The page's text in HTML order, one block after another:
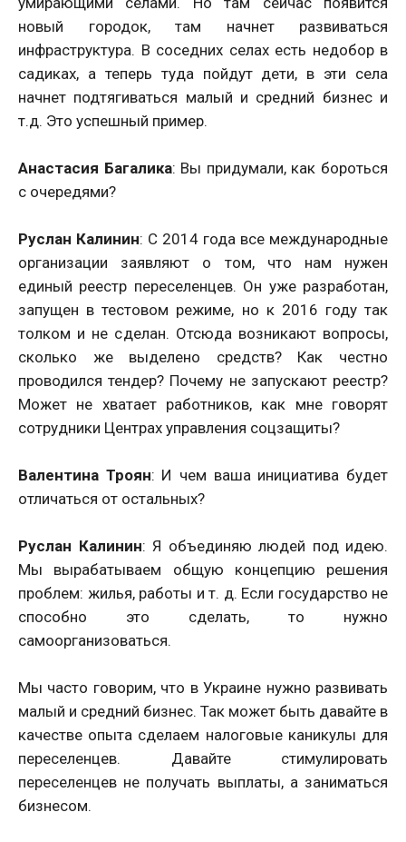
новый городок, там начнет развиваться
инфраструктура. В соседних селах есть недобор в
садиках, а теперь туда пойдут дети, в эти села
начнет подтягиваться малый и средний бизнес и
т.д. Это успешный пример.
Анастасия Багалика: Вы придумали, как бороться
с очередями?
Руслан Калинин: С 2014 года все международные
организации заявляют о том, что нам нужен
единый реестр переселенцев. Он уже разработан,
запущен в тестовом режиме, но к 2016 году так
толком и не сделан. Отсюда возникают вопросы,
сколько же выделено средств? Как честно
проводился тендер? Почему не запускают реестр?
Может не хватает работников, как мне говорят
сотрудники Центрах управления соцзащиты?
Валентина Троян: И чем ваша инициатива будет
отличаться от остальных?
Руслан Калинин: Я объединяю людей под идею.
Мы вырабатываем общую концепцию решения
проблем: жилья, работы и т. д. Если государство не
способно это сделать, то нужно
самоорганизоваться.
Мы часто говорим, что в Украине нужно развивать
малый и средний бизнес. Так может быть давайте в
качестве опыта сделаем налоговые каникулы для
переселенцев. Давайте стимулировать
переселенцев не получать выплаты, а заниматься
бизнесом.